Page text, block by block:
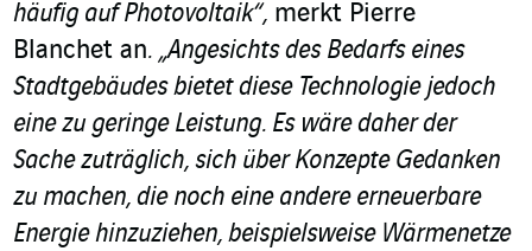
häufig auf Photovoltaik“, merkt Pierre
Blanchet an. „Angesichts des Bedarfs eines
Stadtgebäudes bietet diese Technologie jedoch
eine zu geringe Leistung. Es wäre daher der
Sache zuträglich, sich über Konzepte Gedanken
zu machen, die noch eine andere erneuerbare
Energie hinzuziehen, beispielsweise Wärmenetze